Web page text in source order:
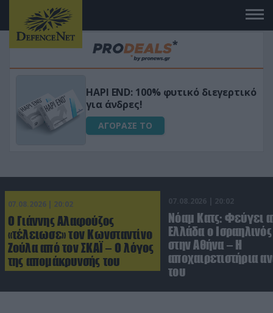
HAPI END: 100% φυτικό διεγερτικό
για άνδρες!
ΑΓΟΡΑΣΕ ΤΟ
07.08.2026 | 20:02
Ο Γιάννης Αλαφούζος
«τέλειωσε» τον Κωνσταντίνο
Ζούλα από τον ΣΚΑΪ – Ο λόγος
της απομάκρυνσής του
07.08.2026 | 20:02
Νόαμ Κατς: Φεύγει
Ελλάδα ο
στην Αθήνα – Η
αποχαιρετιστήρια
του